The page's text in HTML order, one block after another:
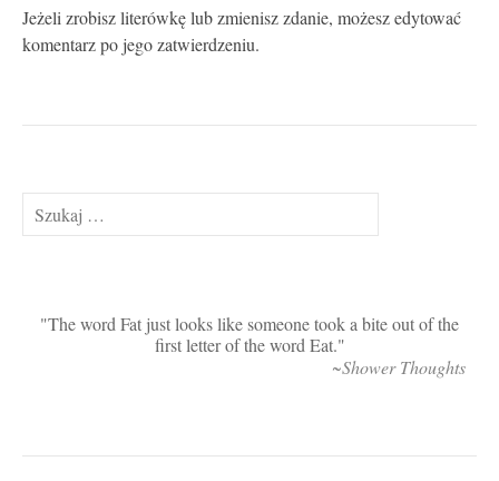
Jeżeli zrobisz literówkę lub zmienisz zdanie, możesz edytować
komentarz po jego zatwierdzeniu.
Szukaj:
The word Fat just looks like someone took a bite out of the
first letter of the word Eat.
~Shower Thoughts